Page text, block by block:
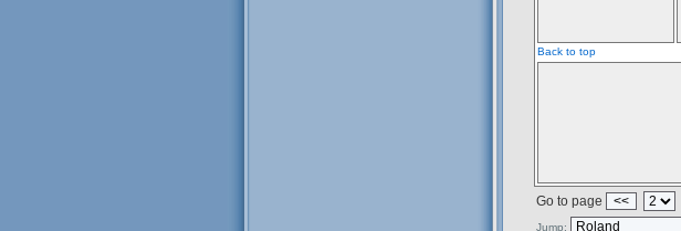
Back to top
Go to page <<
Jump: